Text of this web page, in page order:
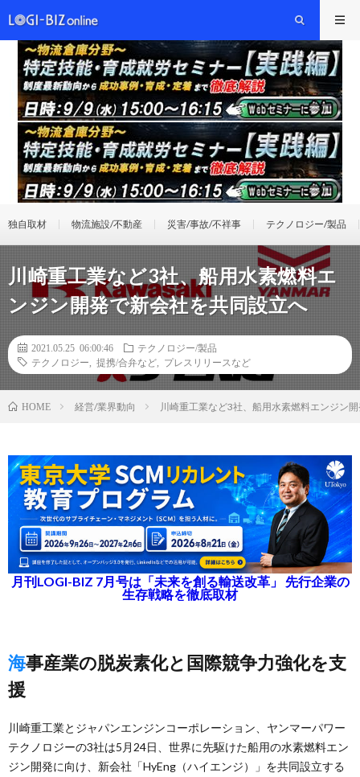
独自取材 物流施設/不動産 災害/事故/不祥事 テクノロジー/製品
川崎重工業など3社、船用水素燃料エ
ンジン開発で新会社を共同設立へ
2021.05.25 06:00:46
テクノロジー/製品
テクノロジー
提携/合弁など プレスリリースなど
HOME 経営/業界動向 川崎重工業など3社、船用水素燃料エンジン
月刊LOGI-BIZ 7月号は「未来を創る輸送改革」 先行企業の
生存戦略を徹底取材
海事産業の脱炭素化と国際競争力強化を支
援
川崎重工業とジャパンエンジンコーポレーション、ヤンマーパワー
テクノロジーの3社は5月24日、世界に先駆けた船用の水素燃料エン
ジン開発に向け、新会社「HyEng（ハイエンジ）」を共同設立する